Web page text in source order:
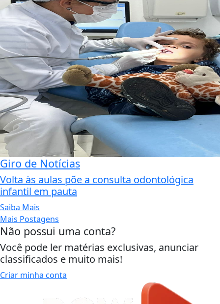
Giro de Notícias
Volta às aulas põe a consulta odontológica
infantil em pauta
Saiba Mais
Mais Postagens
Não possui uma conta?
Você pode ler matérias exclusivas, anunciar
classificados e muito mais!
Criar minha conta